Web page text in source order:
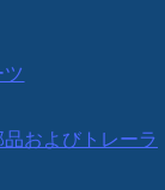
およびトレーラ